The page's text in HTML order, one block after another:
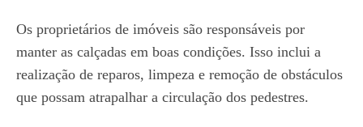
Os proprietários de imóveis são responsáveis por
manter as calçadas em boas condições. Isso inclui a
realização de reparos, limpeza e remoção de obstáculos
que possam atrapalhar a circulação dos pedestres.